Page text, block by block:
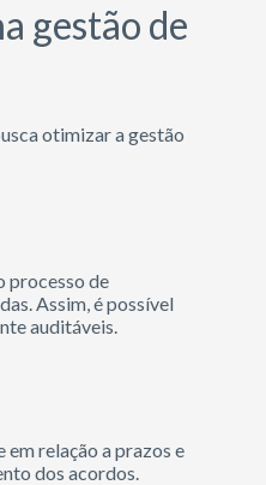
gestão de
otimizar a gestão
processo de
Assim, é possível
auditáveis.
relação a prazos e
dos acordos.